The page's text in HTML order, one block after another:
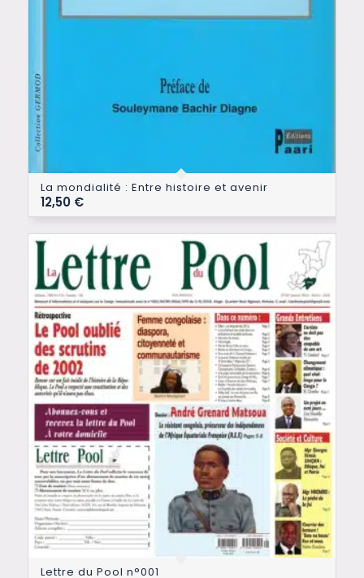
La mondialité : Entre histoire et avenir
12,50 €
Lettre du Pool n°001